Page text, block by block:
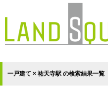
一戸建て × 祐天寺駅 の検索結果一覧